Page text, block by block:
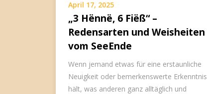
April 17, 2025
„3 Hënnë, 6 Fiëß“ –
Redensarten und Weisheiten
vom SeeEnde
Wenn jemand etwas für eine erstaunliche
Neuigkeit oder bemerkenswerte Erkenntnis
hält, was anderen ganz alltäglich und